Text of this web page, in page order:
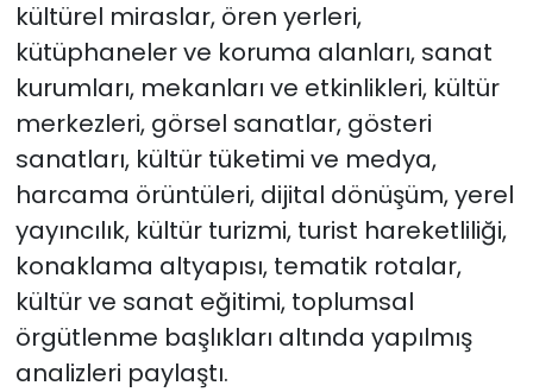
kültürel miraslar, ören yerleri,
kütüphaneler ve koruma alanları, sanat
kurumları, mekanları ve etkinlikleri, kültür
merkezleri, görsel sanatlar, gösteri
sanatları, kültür tüketimi ve medya,
harcama örüntüleri, dijital dönüşüm, yerel
yayıncılık, kültür turizmi, turist hareketliliği,
konaklama altyapısı, tematik rotalar,
kültür ve sanat eğitimi, toplumsal
örgütlenme başlıkları altında yapılmış
analizleri paylaştı.